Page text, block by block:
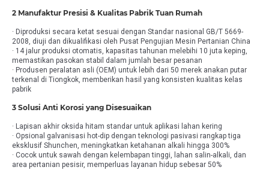
2 Manufaktur Presisi & Kualitas Pabrik Tuan Rumah
· Diproduksi secara ketat sesuai dengan Standar nasional GB/T 5669-
2008, diuji dan dikualifikasi oleh Pusat Pengujian Mesin Pertanian China
· 14 jalur produksi otomatis, kapasitas tahunan melebihi 10 juta keping,
memastikan pasokan stabil dalam jumlah besar pesanan
· Produsen peralatan asli (OEM) untuk lebih dari 50 merek anakan putar
terkenal di Tiongkok, memberikan hasil yang konsisten kualitas kelas
pabrik
3 Solusi Anti Korosi yang Disesuaikan
· Lapisan akhir oksida hitam standar untuk aplikasi lahan kering
· Opsional galvanisasi hot-dip dengan teknologi pasivasi rangkap tiga
eksklusif Shunchen, meningkatkan ketahanan alkali hingga 300%
· Cocok untuk sawah dengan kelembapan tinggi, lahan salin-alkali, dan
area pertanian pesisir, memperluas layanan hidup sebesar 50%